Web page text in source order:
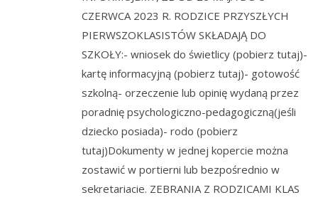
CZERWCA 2023 R. RODZICE PRZYSZŁYCH
PIERWSZOKLASISTÓW SKŁADAJĄ DO
SZKOŁY:- wniosek do świetlicy (pobierz tutaj)-
kartę informacyjną (pobierz tutaj)- gotowość
szkolną- orzeczenie lub opinię wydaną przez
poradnię psychologiczno-pedagogiczną(jeśli
dziecko posiada)- rodo (pobierz
tutaj)Dokumenty w jednej kopercie można
zostawić w portierni lub bezpośrednio w
sekretariacie. ZEBRANIA Z RODZICAMI KLAS